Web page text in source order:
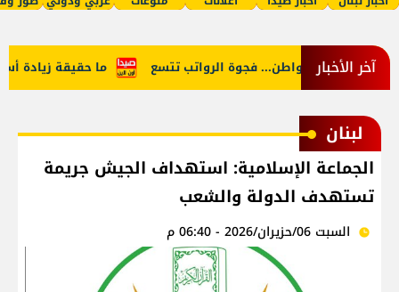
آخر الأخبار ما حقيقة زيادة أسعار النائب والمواطن... فجوة الرواتب تتسع
لبنان
الجماعة الإسلامية: استهداف الجيش جريمة
تستهدف الدولة والشعب
السبت 06/حزيران/2026 - 06:40 م